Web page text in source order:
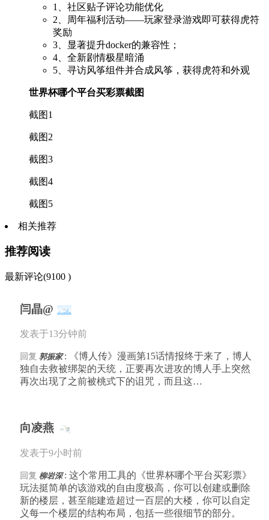
1、社区贴子评论功能优化
2、周年福利活动——玩家登录游戏即可获得虎符
奖励
3、显著提升docker的兼容性；
4、全新剧情极星暗涌
5、寻访风筝组件并合成风筝，获得虎符和外观
世界杯哪个平台买彩票截图
截图1
截图2
截图3
截图4
截图5
相关推荐
推荐阅读
最新评论(9100 )
闫晶@
发表于13分钟前
回复 郭振家: 《博人传》漫画第15话情报终于来了，博人
独自去救被绑架的天统，正要再次进攻的博人手上突然
再次出现了之前被桃式下的诅咒，而且这…
向凌燕
发表于9小时前
回复 柳岩深: 这个常用工具的《世界杯哪个平台买彩票》
玩法挺简单的该游戏的自由度极高，你可以创建或删除
新的楼层，甚至能建造超过一百层的大楼，你可以自定
义每一个楼层的结构布局，包括一些很细节的部分。